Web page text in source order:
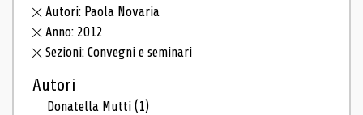
Autori: Paola Novaria
Anno: 2012
Sezioni: Convegni e seminari
Autori
Donatella Mutti(1)